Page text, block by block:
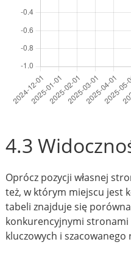
4.3
Oprócz pozycji własnej
też, w którym miejscu jest
tabeli znajduje się
konkurencyjnymi stronami
kluczowych i szacowanego